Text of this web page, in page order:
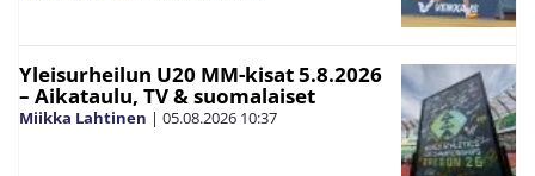
Yleisurheilun U20 MM-kisat 5.8.2026
– Aikataulu, TV & suomalaiset
Miikka Lahtinen | 05.08.2026 10:37